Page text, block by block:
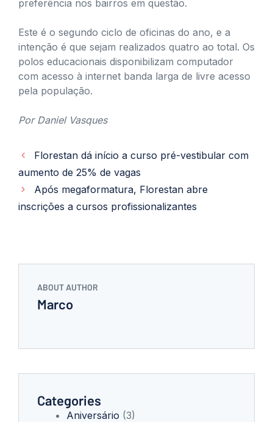
preferência nos bairros em questão.
Este é o segundo ciclo de oficinas do ano, e a
intenção é que sejam realizados quatro ao total. Os
polos educacionais disponibilizam computador
com acesso à internet banda larga de livre acesso
pela população.
Por Daniel Vasques
Florestan dá início a curso pré-vestibular com
aumento de 25% de vagas
Após megaformatura, Florestan abre
inscrições a cursos profissionalizantes
ABOUT AUTHOR
Marco
Categories
Aniversário (3)